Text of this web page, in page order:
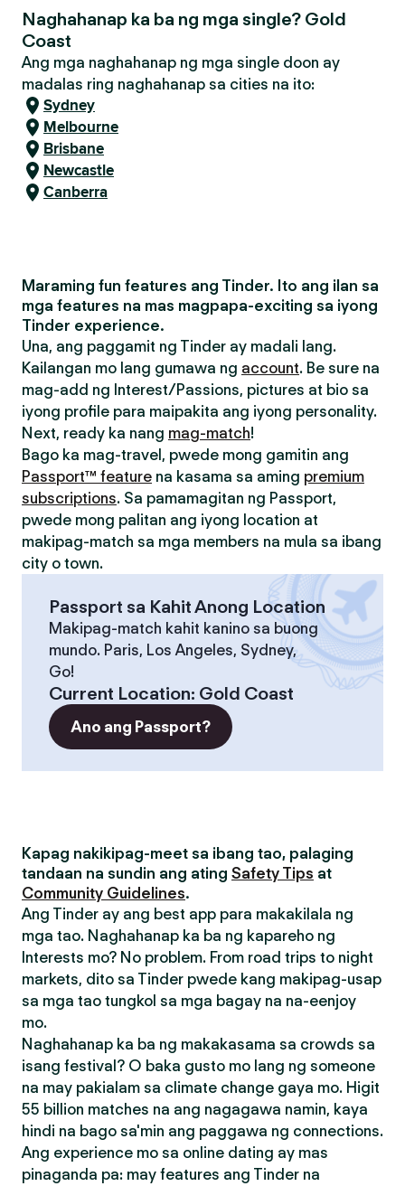
Naghahanap ka ba ng mga single? Gold
Coast
Ang mga naghahanap ng mga single doon ay
madalas ring naghahanap sa cities na ito:
Sydney
Melbourne
Brisbane
Newcastle
Canberra
Maraming fun features ang Tinder. Ito ang ilan sa
mga features na mas magpapa-exciting sa iyong
Tinder experience.
Una, ang paggamit ng Tinder ay madali lang.
Kailangan mo lang gumawa ng account. Be sure na
mag-add ng Interest/Passions, pictures at bio sa
iyong profile para maipakita ang iyong personality.
Next, ready ka nang mag-match!
Bago ka mag-travel, pwede mong gamitin ang
Passport™ feature na kasama sa aming premium
subscriptions. Sa pamamagitan ng Passport,
pwede mong palitan ang iyong location at
makipag-match sa mga members na mula sa ibang
city o town.
Passport sa Kahit Anong Location
Makipag-match kahit kanino sa buong
mundo. Paris, Los Angeles, Sydney,
Go!
Current Location: Gold Coast
Ano ang Passport?
Kapag nakikipag-meet sa ibang tao, palaging
tandaan na sundin ang ating Safety Tips at
Community Guidelines.
Ang Tinder ay ang best app para makakilala ng
mga tao. Naghahanap ka ba ng kapareho ng
Interests mo? No problem. From road trips to night
markets, dito sa Tinder pwede kang makipag-usap
sa mga tao tungkol sa mga bagay na na-eenjoy
mo.
Naghahanap ka ba ng makakasama sa crowds sa
isang festival? O baka gusto mo lang ng someone
na may pakialam sa climate change gaya mo. Higit
55 billion matches na ang nagagawa namin, kaya
hindi na bago sa'min ang paggawa ng connections.
Ang experience mo sa online dating ay mas
pinaganda pa: may features ang Tinder na